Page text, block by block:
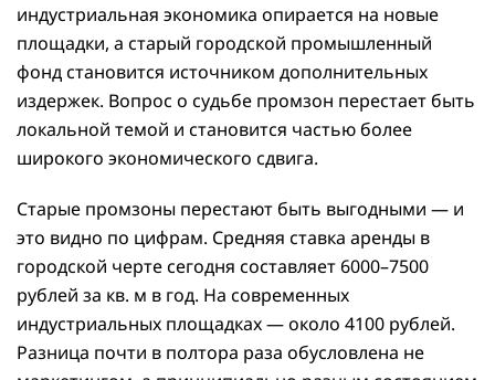
индустриальная экономика опирается на новые
площадки, а старый городской промышленный
фонд становится источником дополнительных
издержек. Вопрос о судьбе промзон перестает быть
локальной темой и становится частью более
широкого экономического сдвига.
Старые промзоны перестают быть выгодными — и
это видно по цифрам. Средняя ставка аренды в
городской черте сегодня составляет 6000–7500
рублей за кв. м в год. На современных
индустриальных площадках — около 4100 рублей.
Разница почти в полтора раза обусловлена не